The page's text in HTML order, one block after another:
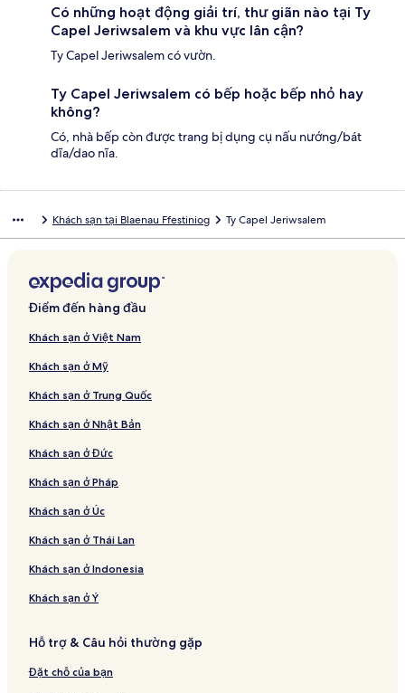
Có những hoạt động giải trí, thư giãn nào tại Ty
Capel Jeriwsalem và khu vực lân cận?
Ty Capel Jeriwsalem có vườn.
Ty Capel Jeriwsalem có bếp hoặc bếp nhỏ hay
không?
Có, nhà bếp còn được trang bị dụng cụ nấu nướng/bát
dĩa/dao nĩa.
Khách sạn tại Blaenau Ffestiniog Ty Capel Jeriwsalem
Điểm đến hàng đầu
Khách sạn ở Việt Nam
Khách sạn ở Mỹ
Khách sạn ở Trung Quốc
Khách sạn ở Nhật Bản
Khách sạn ở Đức
Khách sạn ở Pháp
Khách sạn ở Úc
Khách sạn ở Thái Lan
Khách sạn ở Indonesia
Khách sạn ở Ý
Hỗ trợ & Câu hỏi thường gặp
Đặt chỗ của bạn